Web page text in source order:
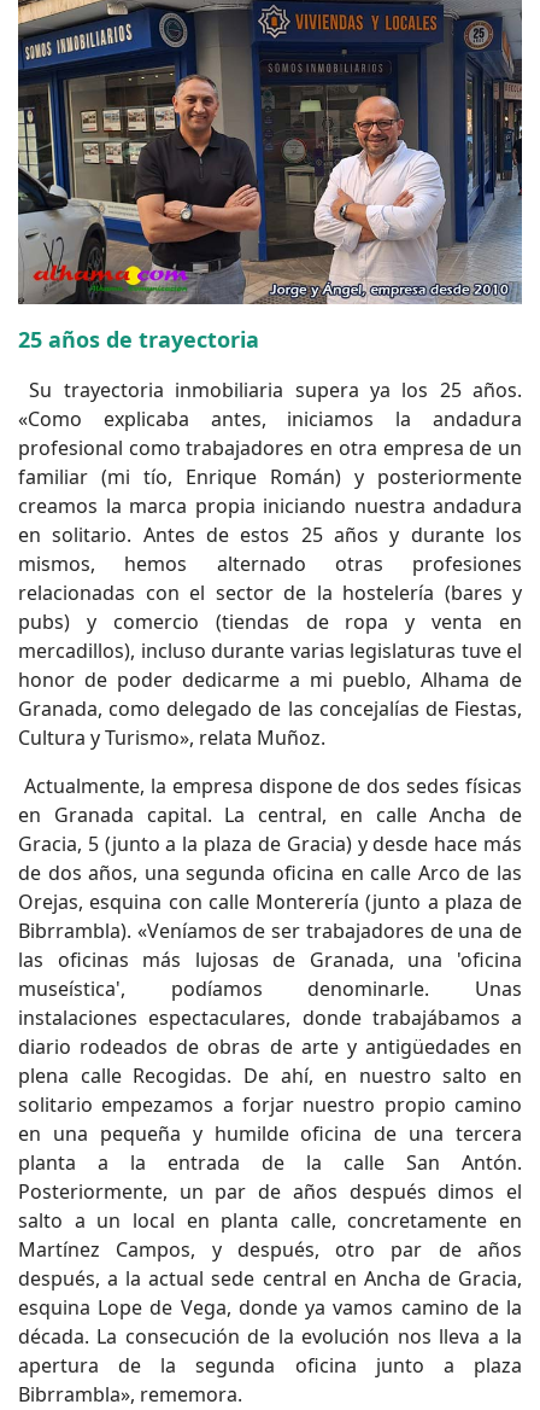
25 años de trayectoria
Su trayectoria inmobiliaria supera ya los 25 años.
«Como explicaba antes, iniciamos la andadura
profesional como trabajadores en otra empresa de un
familiar (mi tío, Enrique Román) y posteriormente
creamos la marca propia iniciando nuestra andadura
en solitario. Antes de estos 25 años y durante los
mismos, hemos alternado otras profesiones
relacionadas con el sector de la hostelería (bares y
pubs) y comercio (tiendas de ropa y venta en
mercadillos), incluso durante varias legislaturas tuve el
honor de poder dedicarme a mi pueblo, Alhama de
Granada, como delegado de las concejalías de Fiestas,
Cultura y Turismo», relata Muñoz.
Actualmente, la empresa dispone de dos sedes físicas
en Granada capital. La central, en calle Ancha de
Gracia, 5 (junto a la plaza de Gracia) y desde hace más
de dos años, una segunda oficina en calle Arco de las
Orejas, esquina con calle Monterería (junto a plaza de
Bibrrambla). «Veníamos de ser trabajadores de una de
las oficinas más lujosas de Granada, una 'oficina
museística', podíamos denominarle. Unas
instalaciones espectaculares, donde trabajábamos a
diario rodeados de obras de arte y antigüedades en
plena calle Recogidas. De ahí, en nuestro salto en
solitario empezamos a forjar nuestro propio camino
en una pequeña y humilde oficina de una tercera
planta a la entrada de la calle San Antón.
Posteriormente, un par de años después dimos el
salto a un local en planta calle, concretamente en
Martínez Campos, y después, otro par de años
después, a la actual sede central en Ancha de Gracia,
esquina Lope de Vega, donde ya vamos camino de la
década. La consecución de la evolución nos lleva a la
apertura de la segunda oficina junto a plaza
Bibrrambla», rememora.